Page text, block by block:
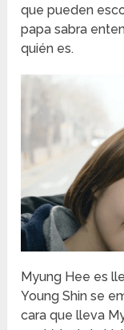
que pueden
papa sabra
quién es.
Myung Hee es
Young Shin se
cara que lleva